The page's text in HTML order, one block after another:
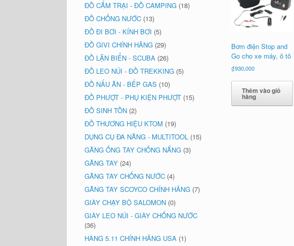
Bơm điện Stop and
Go cho xe máy, ô tô
₫930,000
Thêm vào giỏ
hàng
ĐỒ CẮM TRẠI - ĐỒ CAMPING (18)
ĐỒ CHỐNG NƯỚC (13)
ĐỒ ĐI BƠI - KÍNH BƠI (5)
ĐỒ GIVI CHÍNH HÃNG (29)
ĐỒ LẶN BIỂN - SCUBA (26)
ĐỒ LEO NÚI - ĐỒ TREKKING (5)
ĐỒ NẤU ĂN - BẾP GAS (10)
ĐỒ PHƯỢT - PHỤ KIỆN PHƯỢT (15)
ĐỒ SINH TỒN (2)
ĐỒ THƯƠNG HIỆU KTOM (19)
DỤNG CỤ ĐA NĂNG - MULTITOOL (15)
GĂNG ỐNG TAY CHỐNG NẮNG (3)
GĂNG TAY (24)
GĂNG TAY CHỐNG NƯỚC (4)
GĂNG TAY SCOYCO CHÍNH HÃNG (7)
GIÀY CHẠY BỘ SALOMON (0)
GIÀY LEO NÚI - GIÀY CHỐNG NƯỚC
(36)
HÀNG 5.11 CHÍNH HÃNG USA (1)